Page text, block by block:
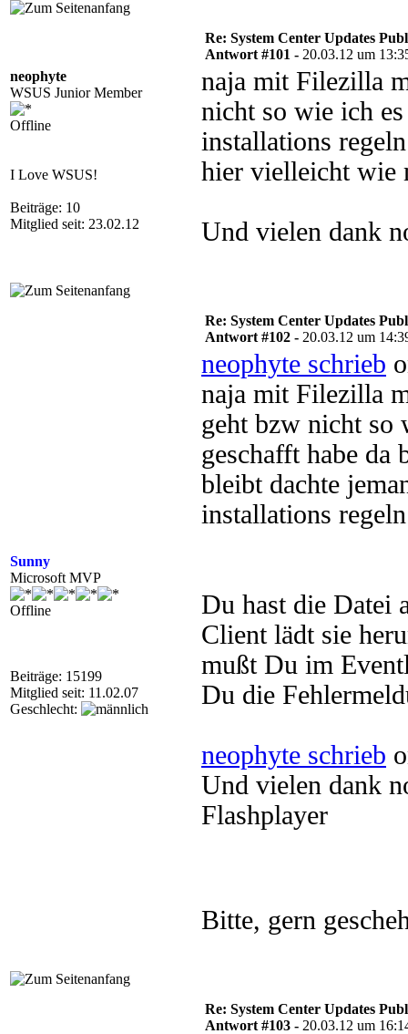
neophyte
WSUS Junior Member
Offline
I Love WSUS!
Beiträge: 10
Mitglied seit: 23.02.12
Re: System Center Updates
Antwort #101 - 20.03.12 um
naja mit Filezilla
nicht so wie ich
installations
hier vielleicht wie
Und vielen dank
Sunny
Microsoft MVP
Offline
Beiträge: 15199
Mitglied seit: 11.02.07
Geschlecht:
Re: System Center Updates
Antwort #102 - 20.03.12 um
neophyte schrieb
naja mit Filezilla
geht bzw nicht so
geschafft habe da
bleibt dachte
installations
Du hast die Datei
Client lädt sie
mußt Du im
Du die
neophyte schrieb
Und vielen dank
Flashplayer
Bitte, gern
Re: System Center Updates
Antwort #103 - 20.03.12 um